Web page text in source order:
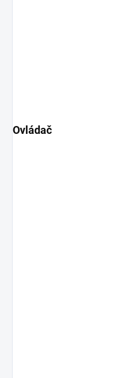
Ovládač